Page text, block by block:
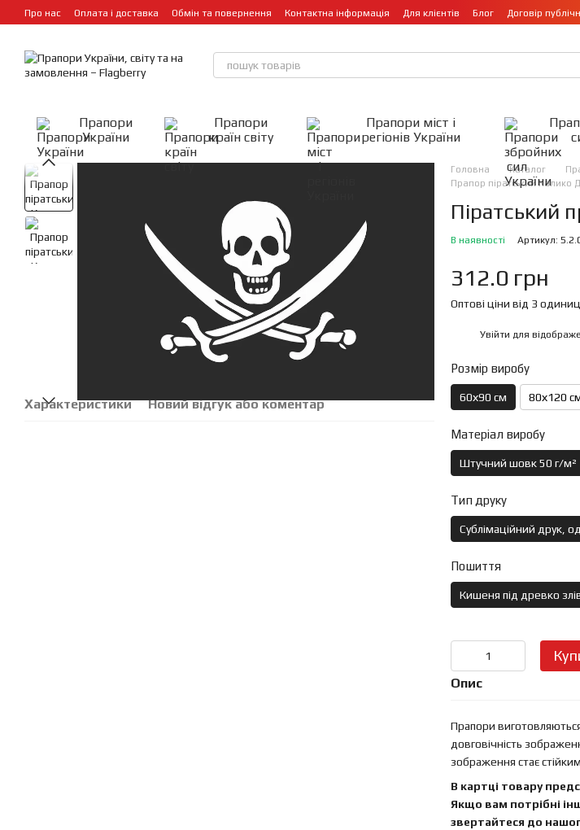
Перейти до основного контенту
Про нас Оплата і доставка Обмін та повернення Контактна інформація Для клієнтів Блог Договір
Прапори
України
Прапори
країн світу
Прапори міст і
регіонів України
Характеристики Новий відгук або коментар
Головна Каталог
Прапор піратський Калико
Піратський
В наявності Артикул:
312.0 грн
Оптові ціни від 3
Увійти для
Розмір виробу
60х90 см 80х120
Матеріал виробу
Штучний шовк 50 г/м²
Тип друку
Сублімаційний друк,
Пошиття
Кишеня під древко
Опис
Прапори
довговічність
зображення стає
В картці товару
Якщо вам потрібні
звертайтеся до